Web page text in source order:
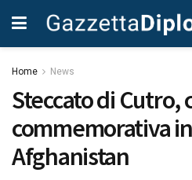
Home News
Steccato di Cutro,
commemorativa
Afghanistan